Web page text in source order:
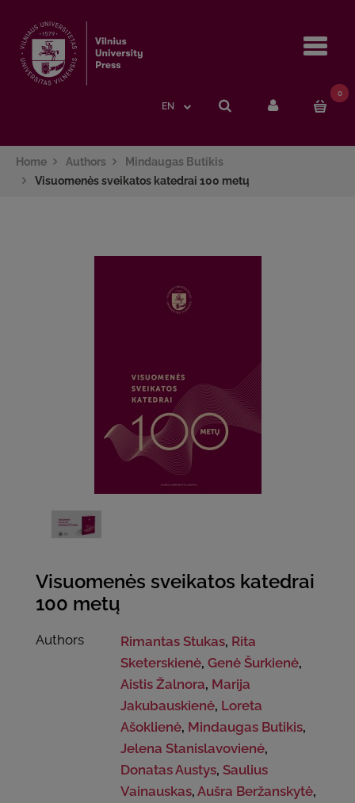
EN
0
Home Authors
Mindaugas Butikis
Visuomenės sveikatos katedrai 100 metų
Visuomenės sveikatos katedrai
100 metų
Authors Rimantas Stukas, Rita
Sketerskienė,Genė Šurkienė,
Aistis Žalnora, Marija
Jakubauskienė, Loreta
Ašoklienė, Mindaugas Butikis,
Jelena Stanislavovienė,
Donatas Austys,Saulius
Vainauskas,Aušra Beržanskytė,